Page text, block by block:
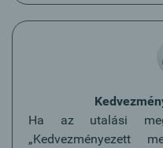
Ha az utalási
„Kedvezményezett